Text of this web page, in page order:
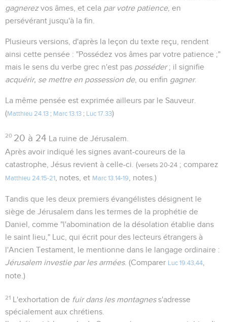
gagnerezvos âmes, et cela par votre patience, en
persévérant jusqu'à la fin.
Plusieurs versions, d'après la leçon du texte reçu, rendent
ainsi cette pensée : "Possédez vos âmes par votre patience ;"
mais le sens du verbe grec n'est pas posséder; il signifie
acquérir, se mettre en possession de, ou enfin gagner.
La même pensée est exprimée ailleurs par le Sauveur.
(Matthieu 24.13 ; Marc 13.13 ; Luc 17.33)
20 20 à 24 La ruine de Jérusalem.
Après avoir indiqué les signes avant-coureurs de la
catastrophe, Jésus revient à celle-ci. (versets 20-24 ; comparez
Matthieu 24.15-21 , notes, et Marc 13.14-19 , notes.)
Tandis que les deux premiers évangélistes désignent le
siège de Jérusalem dans les termes de la prophétie de
Daniel, comme "l'abomination de la désolation établie dans
le saint lieu," Luc, qui écrit pour des lecteurs étrangers à
l'Ancien Testament, le mentionne dans le langage ordinaire :
Jérusalem investie par les armées. (Comparer Luc 19.43,44
note.)
21 L'exhortation de fuir dans les montagness'adresse
spécialement aux chrétiens.